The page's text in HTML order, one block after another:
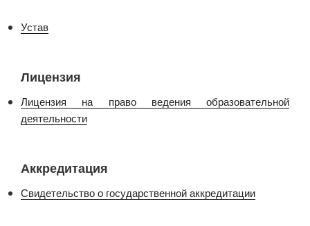
Устав
Лицензия
Лицензия на право ведения образовательной
деятельности
Аккредитация
Свидетельство о государственной аккредитации